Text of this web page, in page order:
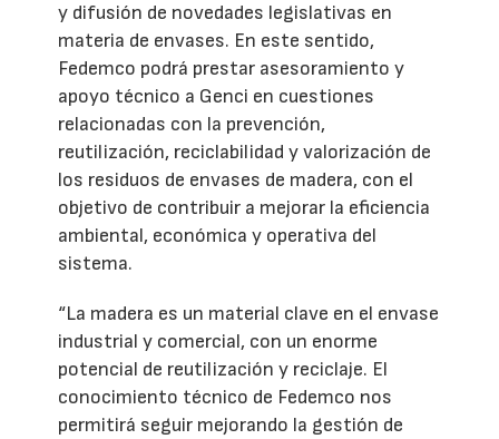
y difusión de novedades legislativas en
materia de envases. En este sentido,
Fedemco podrá prestar asesoramiento y
apoyo técnico a Genci en cuestiones
relacionadas con la prevención,
reutilización, reciclabilidad y valorización de
los residuos de envases de madera, con el
objetivo de contribuir a mejorar la eficiencia
ambiental, económica y operativa del
sistema.
“La madera es un material clave en el envase
industrial y comercial, con un enorme
potencial de reutilización y reciclaje. El
conocimiento técnico de Fedemco nos
permitirá seguir mejorando la gestión de